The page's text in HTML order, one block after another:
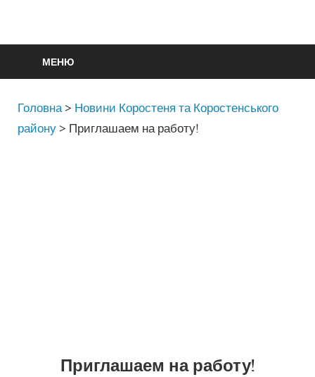
МЕНЮ
Головна > Новини Коростеня та Коростенського
району > Приглашаем на работу!
Приглашаем на работу!